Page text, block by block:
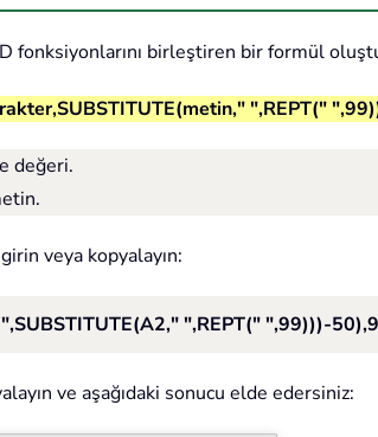
fonksiyonlarını birleştiren bir formül
",REPT("
değeri.
veya kopyalayın:
",REPT(" ",99)))-
ve aşağıdaki sonucu elde edersiniz: